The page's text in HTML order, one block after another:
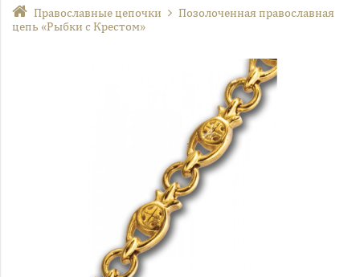
Православные цепочки
Позолоченная православная
цепь «Рыбки с Крестом»